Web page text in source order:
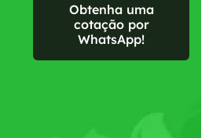
Obtenha uma
cotação por
WhatsApp!